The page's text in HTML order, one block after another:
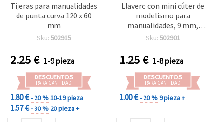
Tijeras para manualidades
de punta curva 120 x 60
mm
Sku: 502915
2.25€ 1-9 pieza
DESCUENTOS
PARA CANTIDAD
1.80 €- 20 %10-19 pieza
1.57 €- 30 % 20 pieza +
Llavero con mini cúter de
modelismo para
manualidades, 9 mm,
DELI
Sku: 502901
1.25€ 1-8 pieza
DESCUENTOS
PARA CANTIDAD
1.00 €- 20 %9 pieza +